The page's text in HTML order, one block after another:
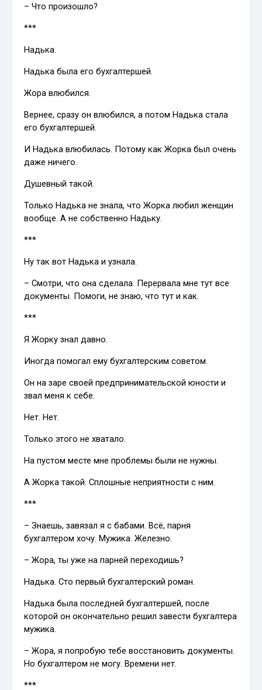
– Что произошло?
***
Надька.
Надька была его бухгалтершей.
Жора влюбился.
Вернее, сразу он влюбился, а потом Надька стала
его бухгалтершей.
И Надька влюбилась. Потому как Жорка был очень
даже ничего.
Душевный такой.
Только Надька не знала, что Жорка любил женщин
вообще. А не собственно Надьку.
***
Ну так вот Надька и узнала.
– Смотри, что она сделала. Перервала мне тут все
документы. Помоги, не знаю, что тут и как.
***
Я Жорку знал давно.
Иногда помогал ему бухгалтерским советом.
Он на заре своей предпринимательской юности и
звал меня к себе.
Нет. Нет.
Только этого не хватало.
На пустом месте мне проблемы были не нужны.
А Жорка такой. Сплошные неприятности с ним.
***
– Знаешь, завязал я с бабами. Всё, парня
бухгалтером хочу. Мужика. Железно.
– Жора, ты уже на парней переходишь?
Надька. Сто первый бухгалтерский роман.
Надька была последней бухгалтершей, после
которой он окончательно решил завести бухгалтера
мужика.
– Жора, я попробую тебе восстановить документы.
Но бухгалтером не могу. Времени нет.
***